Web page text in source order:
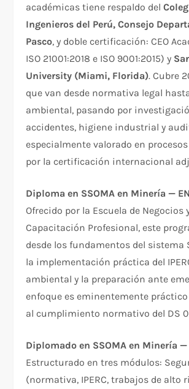
académicas tiene respaldo del
Ingenieros del Perú, Consejo
Pasco, y doble certificación: CEO
ISO 21001:2018 e ISO 9001:2015) y
University (Miami, Florida). Cubre
que van desde normativa legal
ambiental, pasando por
accidentes, higiene industrial y
especialmente valorado en
por la certificación internacional
Diploma en SSOMA en Minería —
Ofrecido por la Escuela de Negocios
Capacitación Profesional, este
desde los fundamentos del sistema
la implementación práctica del
ambiental y la preparación ante
enfoque es eminentemente
al cumplimiento normativo del DS
Diplomado en SSOMA en Minería —
Estructurado en tres módulos:
(normativa, IPERC, trabajos de alto